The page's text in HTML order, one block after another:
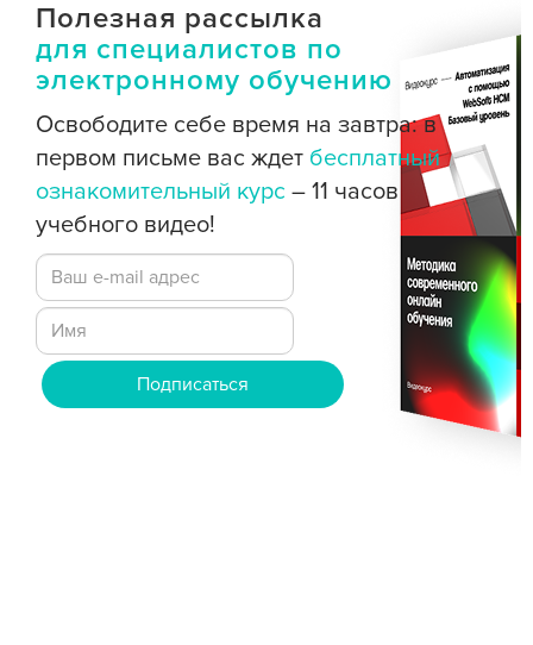
Полезная рассылка
для специалистов по
электронному обучению
Освободите себе время на завтра: в
первом письме вас ждет бесплатный
ознакомительный курс – 11 часов
учебного видео!